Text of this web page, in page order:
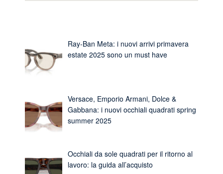
Ray-Ban Meta: i nuovi arrivi primavera
estate 2025 sono un must have
Versace, Emporio Armani, Dolce &
Gabbana: i nuovi occhiali quadrati spring
summer 2025
Occhiali da sole quadrati per il ritorno al
lavoro: la guida all’acquisto